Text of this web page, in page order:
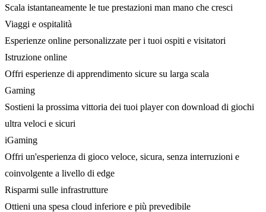
Scala istantaneamente le tue prestazioni man mano che cresci
Viaggi e ospitalità
Esperienze online personalizzate per i tuoi ospiti e visitatori
Istruzione online
Offri esperienze di apprendimento sicure su larga scala
Gaming
Sostieni la prossima vittoria dei tuoi player con download di giochi
ultra veloci e sicuri
iGaming
Offri un'esperienza di gioco veloce, sicura, senza interruzioni e
coinvolgente a livello di edge
Risparmi sulle infrastrutture
Ottieni una spesa cloud inferiore e più prevedibile